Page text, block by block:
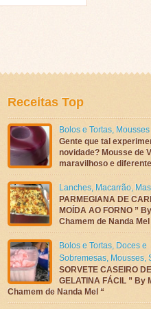
Receitas Top
Bolos e Tortas, Mousses
Gente que tal
novidade? Mousse de
maravilhoso e
Lanches, Macarrão,
PARMEGIANA DE
MOÍDA AO FORNO ”
Chamem de Nanda Mel
Bolos e Tortas, Doces e
Sobremesas, Mousses,
SORVETE CASEIRO DE
GELATINA FÁCIL ” By
Chamem de Nanda Mel “